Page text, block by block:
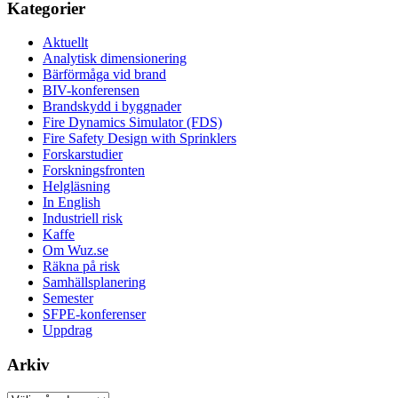
Kategorier
Aktuellt
Analytisk dimensionering
Bärförmåga vid brand
BIV-konferensen
Brandskydd i byggnader
Fire Dynamics Simulator (FDS)
Fire Safety Design with Sprinklers
Forskarstudier
Forskningsfronten
Helgläsning
In English
Industriell risk
Kaffe
Om Wuz.se
Räkna på risk
Samhällsplanering
Semester
SFPE-konferenser
Uppdrag
Arkiv